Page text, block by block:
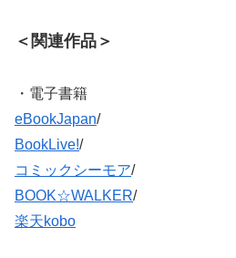
＜関連作品＞
・電子書籍
eBookJapan/
BookLive!/
コミックシーモア/
BOOK☆WALKER/
楽天kobo